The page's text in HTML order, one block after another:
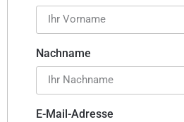
Nachname
E-Mail-Adresse